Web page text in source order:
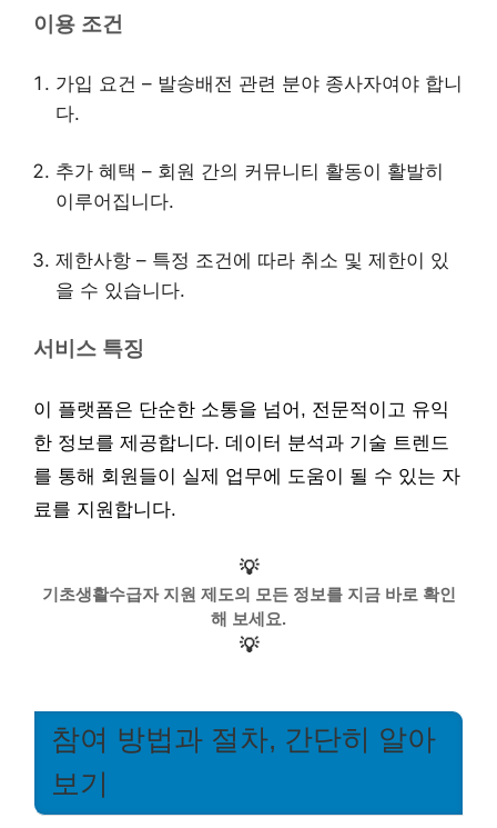
이용 조건
가입 요건 – 발송배전 관련 분야 종사자여야 합니
다.
추가 혜택 – 회원 간의 커뮤니티 활동이 활발히
이루어집니다.
제한사항 – 특정 조건에 따라 취소 및 제한이 있
을 수 있습니다.
서비스 특징
이 플랫폼은 단순한 소통을 넘어, 전문적이고 유익
한 정보를 제공합니다. 데이터 분석과 기술 트렌드
를 통해 회원들이 실제 업무에 도움이 될 수 있는 자
료를 지원합니다.
💡
기초생활수급자 지원 제도의 모든 정보를 지금 바로 확인
해 보세요.
💡
참여 방법과 절차, 간단히 알아
보기